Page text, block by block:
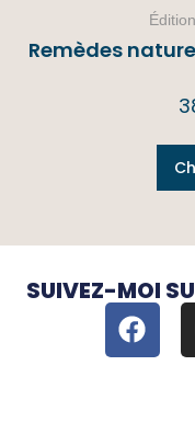
Remèdes
SUIVEZ-MOI